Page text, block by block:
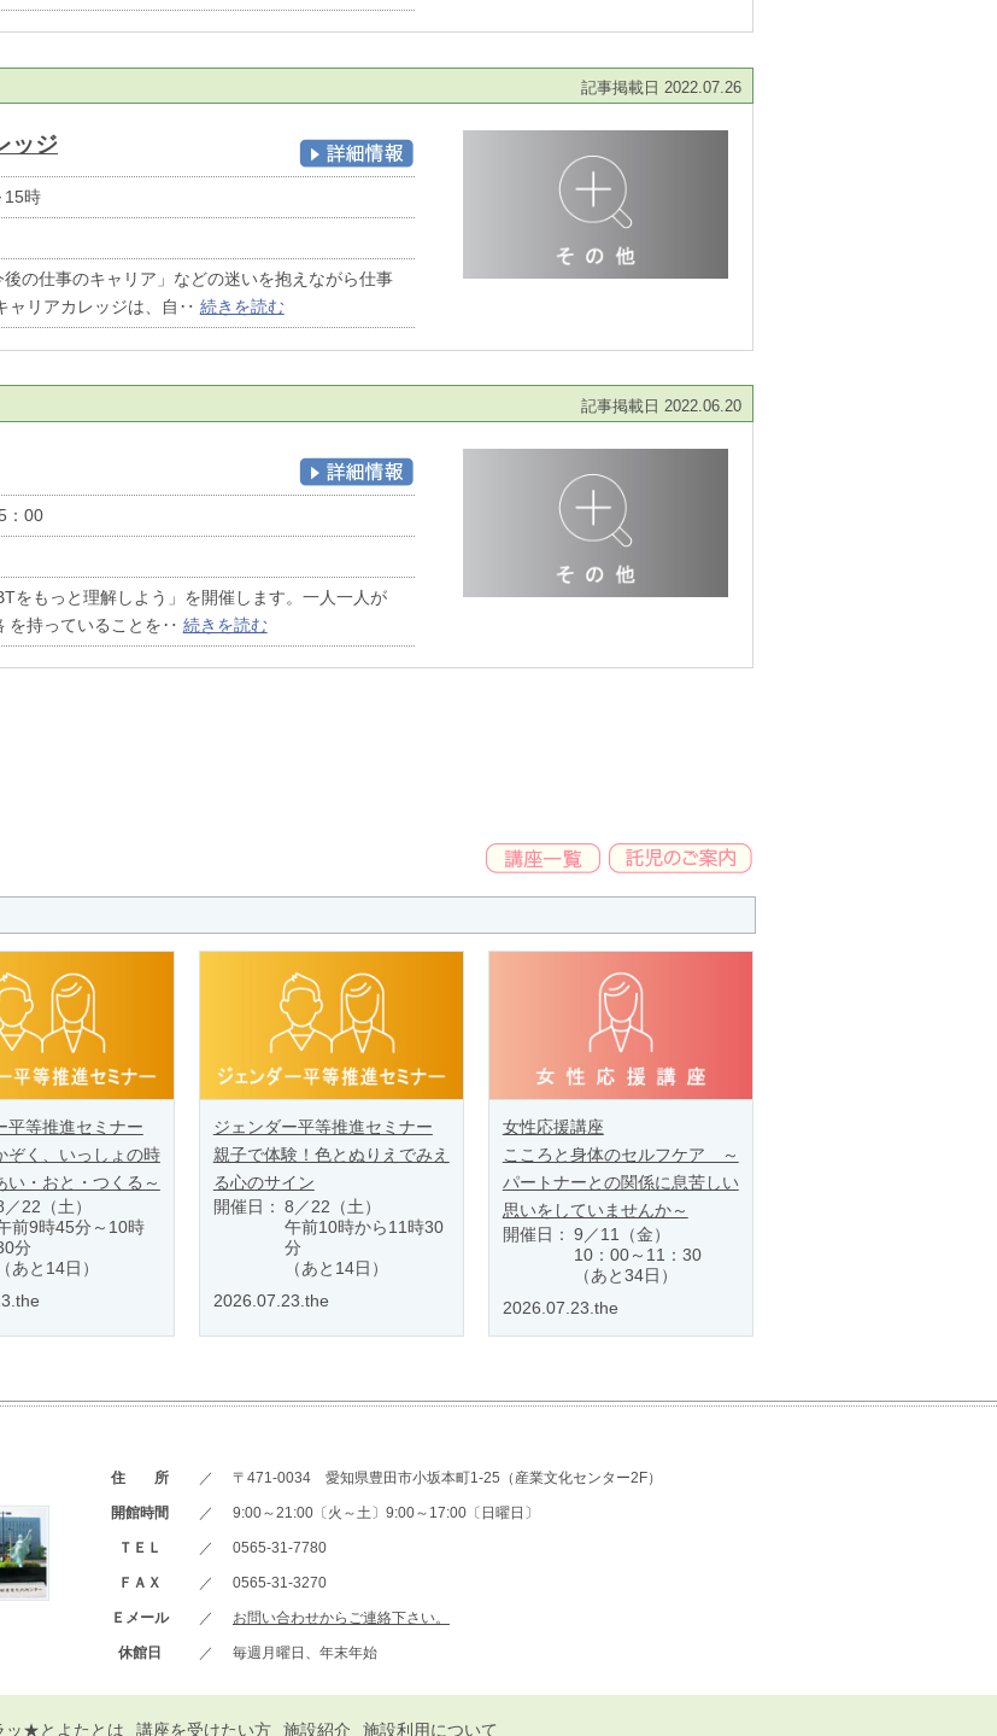
記事掲載日 2022.07.26
ッジ
15時
後の仕事のキャリア」などの迷いを抱えながら仕事
ャリアカレッジは、自‥ 続きを読む
記事掲載日 2022.06.20
：00
をもっと理解しよう」を開催します。一人一人が
を持っていることを‥ 続きを読む
平等推進セミナー
ぞく、いっしょの時
い・おと・つくる～
／22（土）
前9時45分～10時
分
（あと14日）
ジェンダー平等推進セミナー
親子で体験！色とぬりえでみえ
る心のサイン
開催日： 8／22（土）
午前10時から11時30
分
（あと14日）
2026.07.23.the
女性応援講座
こころと身体のセルフケア ～
パートナーとの関係に息苦しい
思いをしていませんか～
開催日： 9／11（金）
10：00～11：30
（あと34日）
2026.07.23.the
住 所 ／ 〒471-0034 愛知県豊田市小坂本町1-25 （産業文化センター2F）
開館時間 ／ 9:00～21:00〔火～土〕9:00～17:00〔日曜日〕
ＴＥＬ ／ 0565-31-7780
ＦＡＸ ／ 0565-31-3270
Ｅメール ／ お問い合わせからご連絡下さい。
休館日 ／ 毎週月曜日、年末年始
ッ★とよたとは 講座を受けたい方 施設紹介 施設利用について